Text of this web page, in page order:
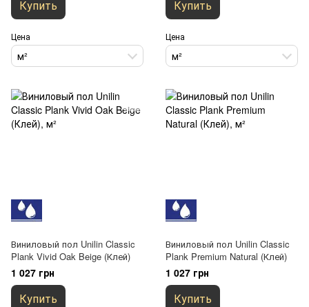
Купить
Цена
м²
Купить
Цена
м²
Виниловый пол Unilin Classic
Plank Vivid Oak Beige (Клей)
1 027 грн
Купить
Виниловый пол Unilin Classic
Plank Premium Natural (Клей)
1 027 грн
Купить